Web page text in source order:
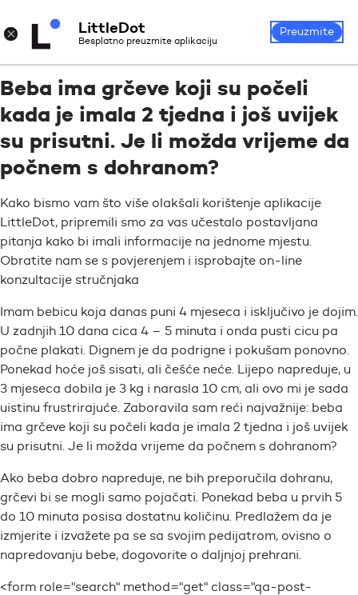
Prijava
Beba ima grčeve koji su počeli
kada je imala 2 tjedna i još uvijek
su prisutni. Je li možda vrijeme da
počnem s dohranom?
Kako bismo vam što više olakšali korištenje aplikacije
LittleDot, pripremili smo za vas učestalo postavljana
pitanja kako bi imali informacije na jednome mjestu.
Obratite nam se s povjerenjem i isprobajte on-line
konzultacije stručnjaka
Imam bebicu koja danas puni 4 mjeseca i isključivo je dojim.
U zadnjih 10 dana cica 4 – 5 minuta i onda pusti cicu pa
počne plakati. Dignem je da podrigne i pokušam ponovno.
Ponekad hoće još sisati, ali češće neće. Lijepo napreduje, u
3 mjeseca dobila je 3 kg i narasla 10 cm, ali ovo mi je sada
uistinu frustrirajuće. Zaboravila sam reći najvažnije: beba
ima grčeve koji su počeli kada je imala 2 tjedna i još uvijek
su prisutni. Je li možda vrijeme da počnem s dohranom?
Ako beba dobro napreduje, ne bih preporučila dohranu,
grčevi bi se mogli samo pojačati. Ponekad beba u prvih 5
do 10 minuta posisa dostatnu količinu. Predlažem da je
izmjerite i izvažete pa se sa svojim pedijatrom, ovisno o
napredovanju bebe, dogovorite o daljnjoj prehrani.
<form role="search" method="get" class="qa-post-
× LittleDot
Besplatno preuzmite aplikaciju
Preuzmite